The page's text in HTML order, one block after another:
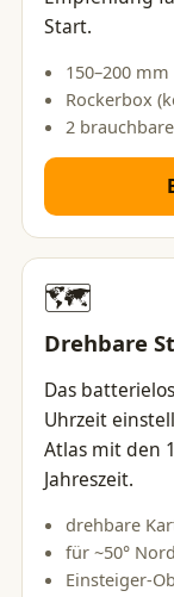
Start.
150–200
Rockerbox
2
🗺️
Drehbare
Das
Uhrzeit
Atlas mit den
Jahreszeit.
drehbare
für ~50°
Einsteiger-